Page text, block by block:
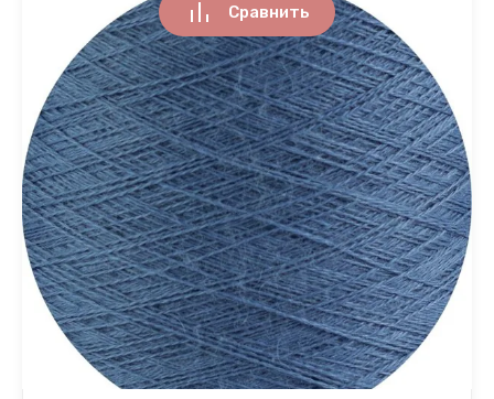
Сравнить